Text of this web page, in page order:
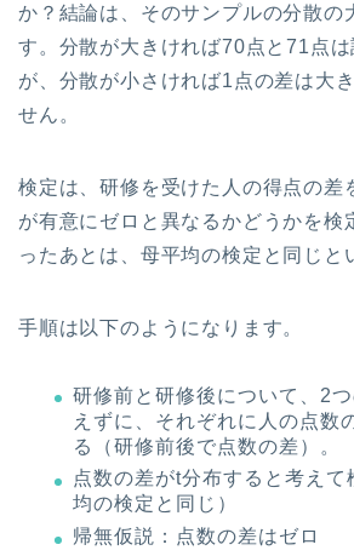
か？結論は、そのサンプルの分散の
す。分散が大きければ70点と71点
が、分散が小さければ1点の差は大
せん。
検定は、研修を受けた人の得点の差
が有意にゼロと異なるかどうかを検
ったあとは、母平均の検定と同じと
手順は以下のようになります。
研修前と研修後について、2
えずに、それぞれに人の点数
る（研修前後で点数の差）。
点数の差がt分布すると考えて
均の検定と同じ）
帰無仮説：点数の差はゼロ